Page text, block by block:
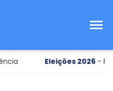
Eleições 2026- Flávio